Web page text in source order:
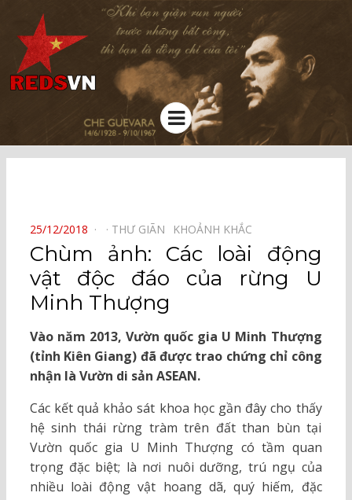
Kênh chia sẻ tri thức cộng đồng
Menu
POSTED
ON
25/12/2018 THƯ GIÃN⠀ KHOẢNH KHẮC⠀
Chùm ảnh: Các loài động
vật độc đáo của rừng U
Minh Thượng
Vào năm 2013, Vườn quốc gia U Minh Thượng
(tỉnh Kiên Giang) đã được trao chứng chỉ công
nhận là Vườn di sản ASEAN.
Các kết quả khảo sát khoa học gần đây cho thấy
hệ sinh thái rừng tràm trên đất than bùn tại
Vườn quốc gia U Minh Thượng có tầm quan
trọng đặc biệt; là nơi nuôi dưỡng, trú ngụ của
nhiều loài động vật hoang dã, quý hiếm, đặc